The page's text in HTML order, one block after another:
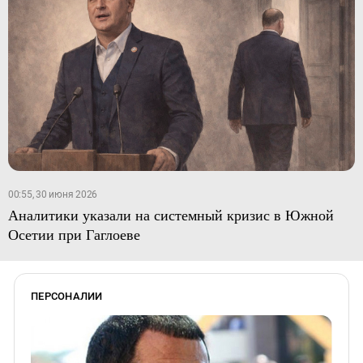
00:55, 30 июня 2026
Аналитики указали на системный кризис в Южной
Осетии при Гаглоеве
ПЕРСОНАЛИИ